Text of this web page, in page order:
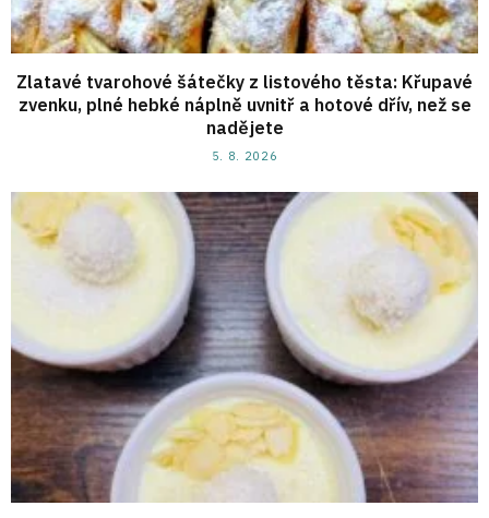
Zlatavé tvarohové šátečky z listového těsta: Křupavé
zvenku, plné hebké náplně uvnitř a hotové dřív, než se
nadějete
5. 8. 2026